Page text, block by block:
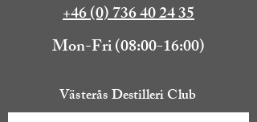
+46 (0) 736 40 24 35
Mon-Fri (08:00-16:00)
Västerås Destilleri Club